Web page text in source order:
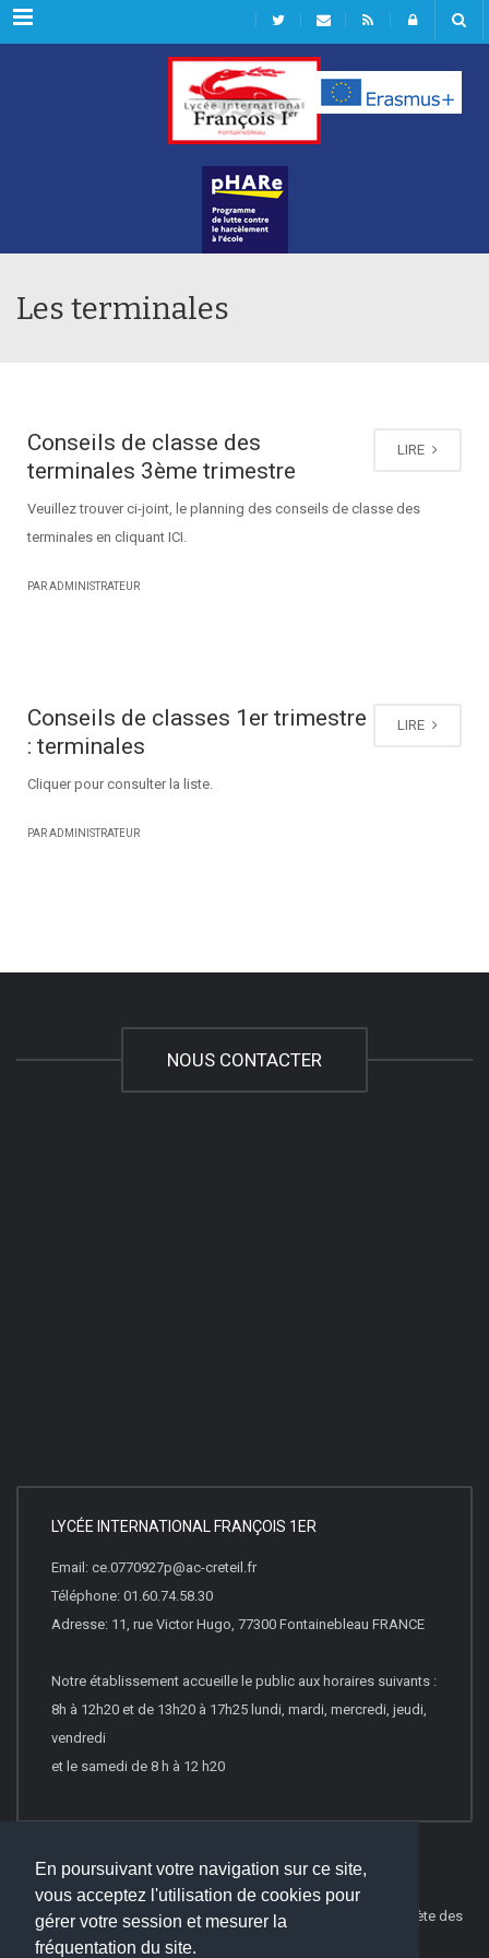
En poursuivant votre navigation sur ce site,
vous acceptez l'utilisation de cookies pour
gérer votre session et mesurer la
fréquentation du site.
Rubriques
Les terminales
LIRE
Conseils de classe des
terminales 3ème trimestre
Veuillez trouver ci-joint, le planning des conseils de classe des
terminales en cliquant ICI.
PAR ADMINISTRATEUR
LIRE
Conseils de classes 1er trimestre
: terminales
Cliquer pour consulter la liste.
PAR ADMINISTRATEUR
NOUS CONTACTER
LYCÉE INTERNATIONAL FRANÇOIS 1ER
Email: ce.0770927p@ac-creteil.fr
Téléphone: 01.60.74.58.30
Adresse: 11, rue Victor Hugo, 77300 Fontainebleau FRANCE
Notre établissement accueille le public aux horaires suivants :
8h à 12h20 et de 13h20 à 17h25 lundi, mardi, mercredi, jeudi,
vendredi
et le samedi de 8 h à 12 h20
© 2026 Websco Innovations -Mentions Légales
Liste Complète des